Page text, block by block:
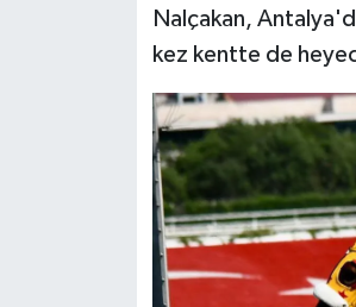
Nalçakan,
kez kentte de